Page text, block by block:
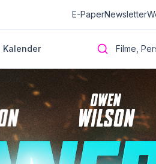
E-PaperNewsletter
Kalender Filme,